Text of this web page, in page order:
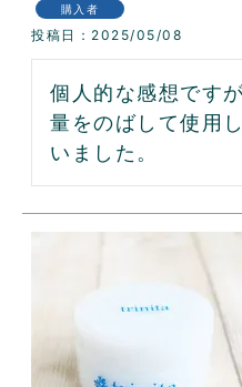
購入者
投稿日 2025/05/08
個人的な感想です
量をのばして使用
いました。